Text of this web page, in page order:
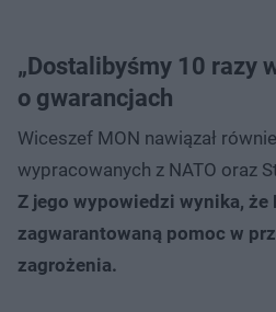
„Dostalibyśmy 10 razy
o gwarancjach
Wiceszef MON nawiązał
wypracowanych z NATO oraz
Z jego wypowiedzi wynika, że
zagwarantowaną pomoc w
zagrożenia.